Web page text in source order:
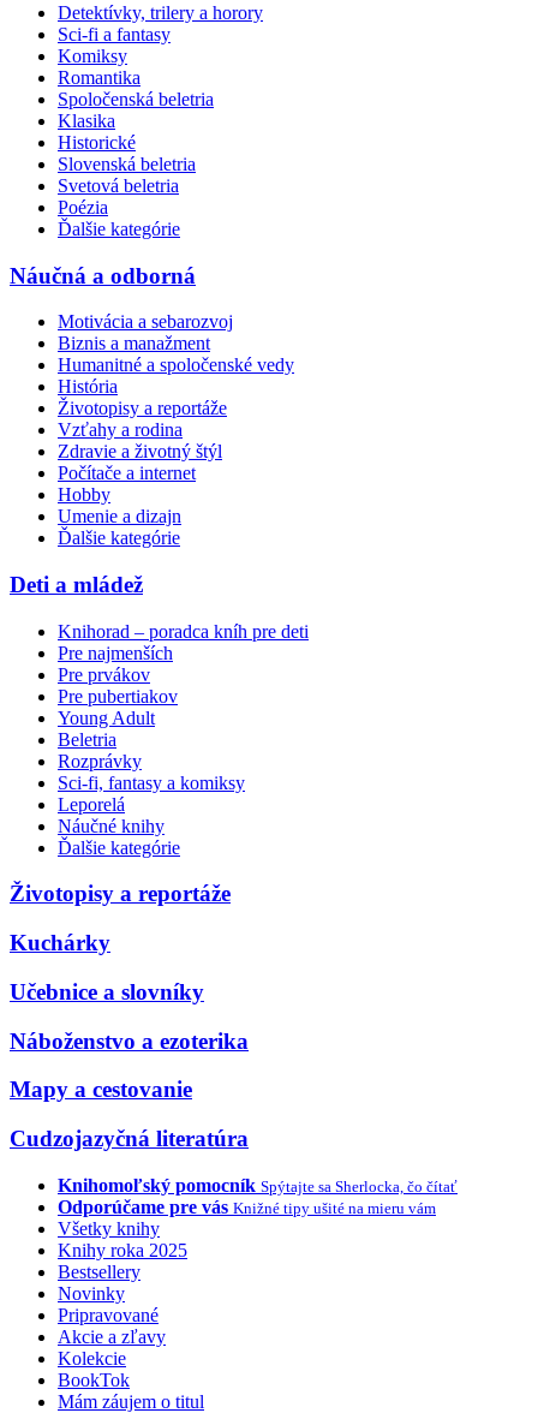
Detektívky, trilery a horory
Sci-fi a fantasy
Komiksy
Romantika
Spoločenská beletria
Klasika
Historické
Slovenská beletria
Svetová beletria
Poézia
Ďalšie kategórie
Náučná a odborná
Motivácia a sebarozvoj
Biznis a manažment
Humanitné a spoločenské vedy
História
Životopisy a reportáže
Vzťahy a rodina
Zdravie a životný štýl
Počítače a internet
Hobby
Umenie a dizajn
Ďalšie kategórie
Deti a mládež
Knihorad – poradca kníh pre deti
Pre najmenších
Pre prvákov
Pre pubertiakov
Young Adult
Beletria
Rozprávky
Sci-fi, fantasy a komiksy
Leporelá
Náučné knihy
Ďalšie kategórie
Životopisy a reportáže
Kuchárky
Učebnice a slovníky
Náboženstvo a ezoterika
Mapy a cestovanie
Cudzojazyčná literatúra
Knihomoľský pomocník Spýtajte sa Sherlocka, čo čítať
Odporúčame pre vás Knižné tipy ušité na mieru vám
Všetky knihy
Knihy roka 2025
Bestsellery
Novinky
Pripravované
Akcie a zľavy
Kolekcie
BookTok
Mám záujem o titul